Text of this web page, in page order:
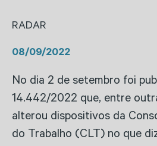
RADAR
08/09/2022
No dia 2 de setembro foi
14.442/2022 que, entre
alterou dispositivos da
do Trabalho (CLT) no que